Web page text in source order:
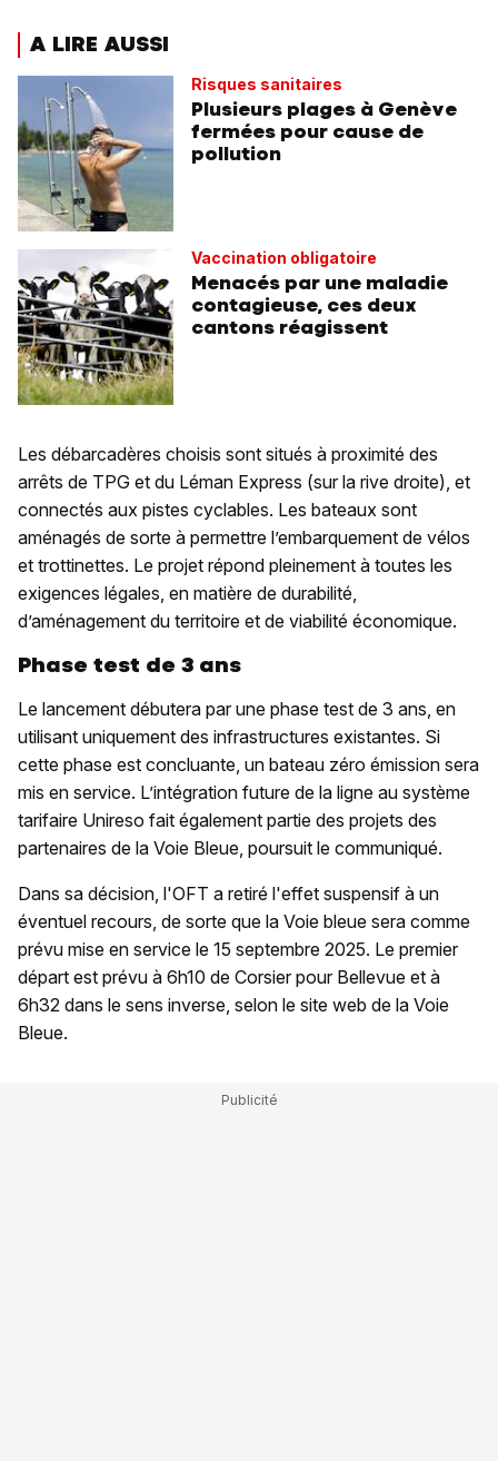
A LIRE AUSSI
Risques sanitaires
Plusieurs plages à Genève
fermées pour cause de
pollution
Vaccination obligatoire
Menacés par une maladie
contagieuse, ces deux
cantons réagissent
Les débarcadères choisis sont situés à proximité des
arrêts de TPG et du Léman Express (sur la rive droite), et
connectés aux pistes cyclables. Les bateaux sont
aménagés de sorte à permettre l’embarquement de vélos
et trottinettes. Le projet répond pleinement à toutes les
exigences légales, en matière de durabilité,
d’aménagement du territoire et de viabilité économique.
Phase test de 3 ans
Le lancement débutera par une phase test de 3 ans, en
utilisant uniquement des infrastructures existantes. Si
cette phase est concluante, un bateau zéro émission sera
mis en service. L’intégration future de la ligne au système
tarifaire Unireso fait également partie des projets des
partenaires de la Voie Bleue, poursuit le communiqué.
Dans sa décision, l'OFT a retiré l'effet suspensif à un
éventuel recours, de sorte que la Voie bleue sera comme
prévu mise en service le 15 septembre 2025. Le premier
départ est prévu à 6h10 de Corsier pour Bellevue et à
6h32 dans le sens inverse, selon le site web de la Voie
Bleue.